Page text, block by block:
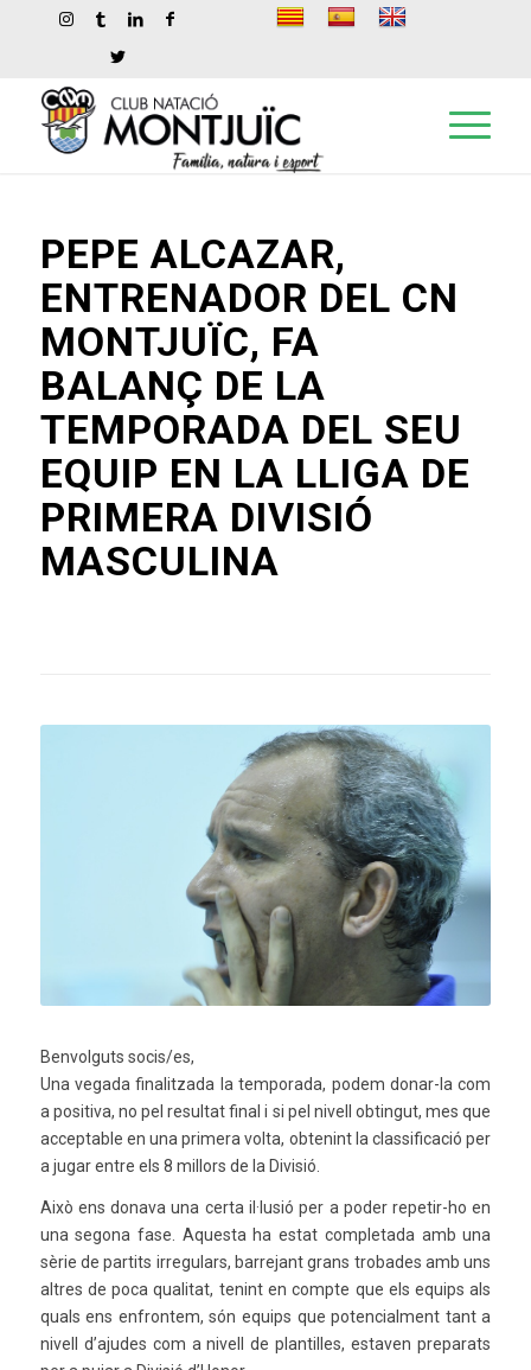
PEPE ALCAZAR,
ENTRENADOR DEL CN
MONTJUÏC, FA
BALANÇ DE LA
TEMPORADA DEL SEU
EQUIP EN LA LLIGA DE
PRIMERA DIVISIÓ
MASCULINA
Benvolguts socis/es,
Una vegada finalitzada la temporada, podem donar-la com
a positiva, no pel resultat final i si pel nivell obtingut, mes que
acceptable en una primera volta, obtenint la classificació per
a jugar entre els 8 millors de la Divisió.
Això ens donava una certa il·lusió per a poder repetir-ho en
una segona fase. Aquesta ha estat completada amb una
sèrie de partits irregulars, barrejant grans trobades amb uns
altres de poca qualitat, tenint en compte que els equips als
quals ens enfrontem, són equips que potencialment tant a
nivell d’ajudes com a nivell de plantilles, estaven preparats